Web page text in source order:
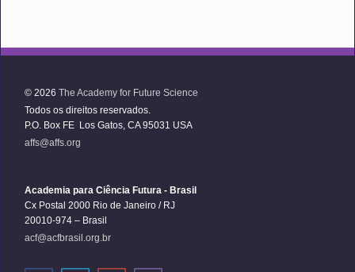
© 2026 The Academy for Future Science
Todos os direitos reservados.
P.O. Box FE Los Gatos, CA 95031 USA
affs@affs.org
Academia para Ciência Futura - Brasil
Cx Postal 2000 Rio de Janeiro / RJ
20010-974 – Brasil
acf@acfbrasil.org.br